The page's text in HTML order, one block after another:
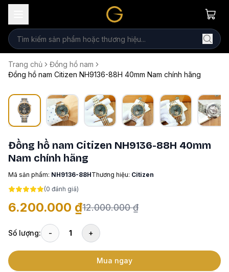
Trang chủ
Đồng hồ nam
Đồng hồ nam Citizen NH9136-88H 40mm Nam chính hãng
Đồng hồ nam Citizen NH9136-88H 40mm
Nam chính hãng
Mã sản phẩm: NH9136-88HThương hiệu: Citizen
(0 đánh giá)
6.200.000 ₫12.000.000 ₫
Số lượng: - 1 +
Mua ngay